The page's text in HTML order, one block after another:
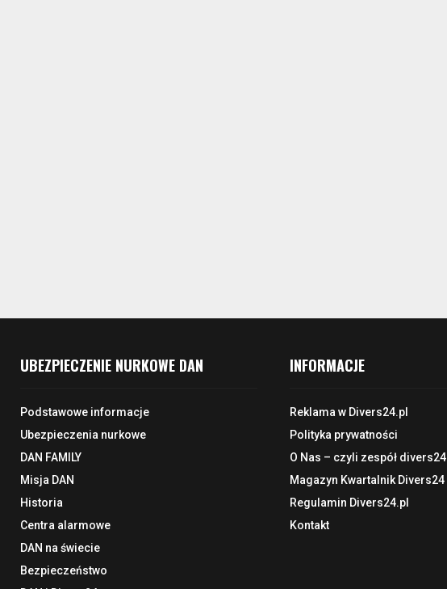
UBEZPIECZENIE NURKOWE DAN
Podstawowe informacje
Ubezpieczenia nurkowe
DAN FAMILY
Misja DAN
Historia
Centra alarmowe
DAN na świecie
Bezpieczeństwo
INFORMACJE
Reklama w Divers24.pl
Polityka prywatności
O Nas – czyli zespół divers24
Magazyn Kwartalnik Divers24
Regulamin Divers24.pl
Kontakt